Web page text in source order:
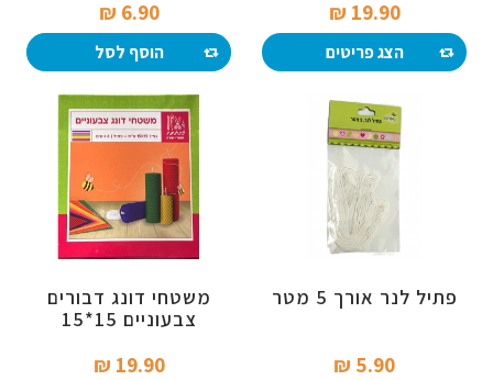
19.90 ₪‎
הצג פריטים
6.90 ₪‎
הוסף לסל
פתיל לנר אורך 5 מטר
5.90 ₪‎
משטחי דונג דבורים
צבעוניים 15*15
19.90 ₪‎